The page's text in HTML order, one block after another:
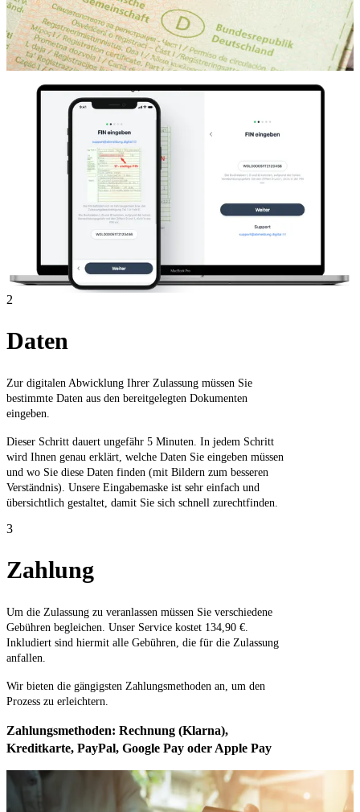
2
Daten
Zur digitalen Abwicklung Ihrer Zulassung müssen Sie
bestimmte Daten aus den bereitgelegten Dokumenten
eingeben.
Dieser Schritt dauert ungefähr 5 Minuten. In jedem Schritt
wird Ihnen genau erklärt, welche Daten Sie eingeben müssen
und wo Sie diese Daten finden (mit Bildern zum besseren
Verständnis). Unsere Eingabemaske ist sehr einfach und
übersichtlich gestaltet, damit Sie sich schnell zurechtfinden.
3
Zahlung
Um die Zulassung zu veranlassen müssen Sie verschiedene
Gebühren begleichen. Unser Service kostet 134,90 €.
Inkludiert sind hiermit alle Gebühren, die für die Zulassung
anfallen.
Wir bieten die gängigsten Zahlungsmethoden an, um den
Prozess zu erleichtern.
Zahlungsmethoden: Rechnung (Klarna),
Kreditkarte, PayPal, Google Pay oder Apple Pay